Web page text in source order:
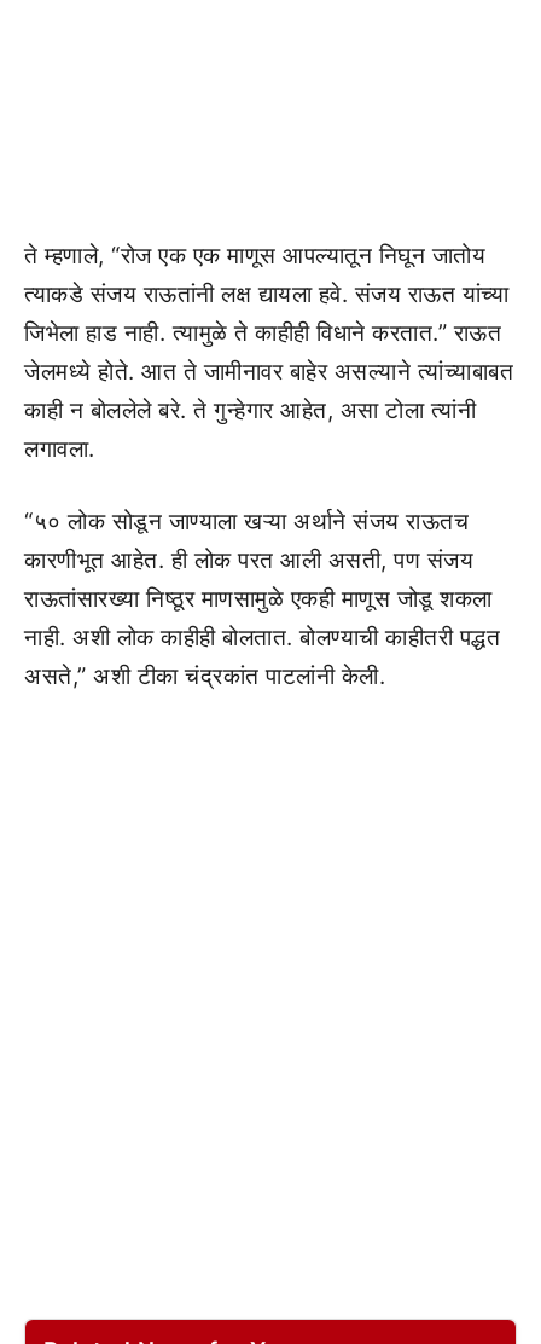
ते म्हणाले, “रोज एक एक माणूस आपल्यातून निघून जातोय
त्याकडे संजय राऊतांनी लक्ष द्यायला हवे. संजय राऊत यांच्या
जिभेला हाड नाही. त्यामुळे ते काहीही विधाने करतात.” राऊत
जेलमध्ये होते. आत ते जामीनावर बाहेर असल्याने त्यांच्याबाबत
काही न बोललेले बरे. ते गुन्हेगार आहेत, असा टोला त्यांनी
लगावला.
“५० लोक सोडून जाण्याला खऱ्या अर्थाने संजय राऊतच
कारणीभूत आहेत. ही लोक परत आली असती, पण संजय
राऊतांसारख्या निष्ठूर माणसामुळे एकही माणूस जोडू शकला
नाही. अशी लोक काहीही बोलतात. बोलण्याची काहीतरी पद्धत
असते,” अशी टीका चंद्रकांत पाटलांनी केली.